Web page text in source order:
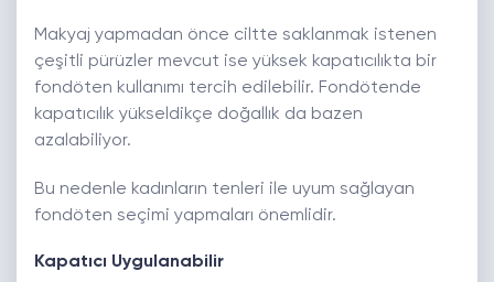
Makyaj yapmadan önce ciltte saklanmak istenen
çeşitli pürüzler mevcut ise yüksek kapatıcılıkta bir
fondöten kullanımı tercih edilebilir. Fondötende
kapatıcılık yükseldikçe doğallık da bazen
azalabiliyor.
Bu nedenle kadınların tenleri ile uyum sağlayan
fondöten seçimi yapmaları önemlidir.
Kapatıcı Uygulanabilir